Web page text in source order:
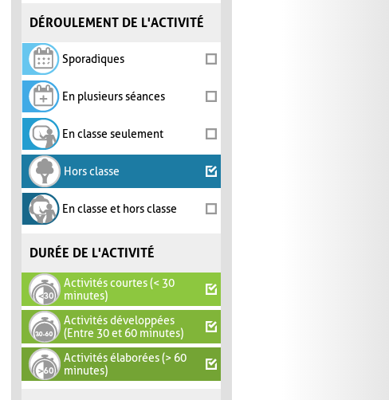
DÉROULEMENT DE L'ACTIVITÉ
Sporadiques
En plusieurs séances
En classe seulement
Hors classe
En classe et hors classe
DURÉE DE L'ACTIVITÉ
Activités courtes (< 30
minutes)
Activités développées
(Entre 30 et 60 minutes)
Activités élaborées (> 60
minutes)